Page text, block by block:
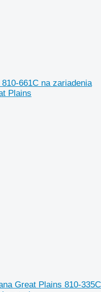
661C na zariadenia
Plains
Great Plains 810-335C